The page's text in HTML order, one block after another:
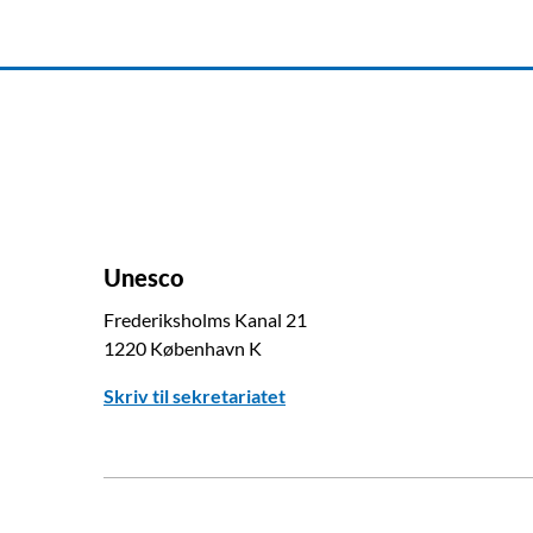
Unesco
Frederiksholms Kanal 21
1220 København K
Skriv til sekretariatet